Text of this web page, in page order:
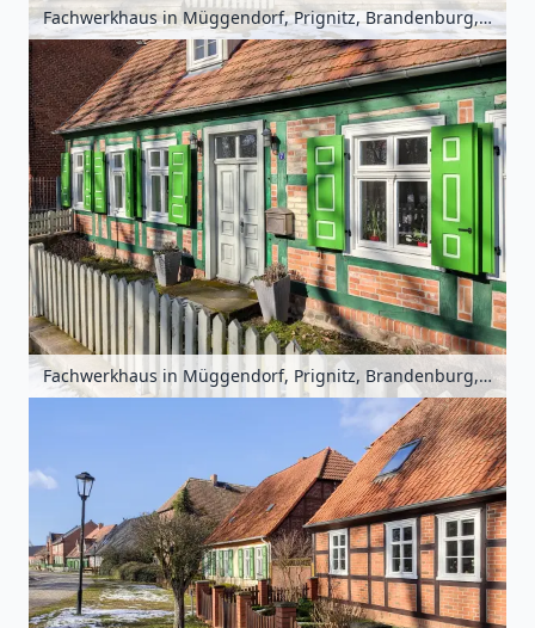
Fachwerkhaus in Müggendorf, Prignitz, Brandenburg, Deutschland
Fachwerkhaus in Müggendorf, Prignitz, Brandenburg, Deutschland